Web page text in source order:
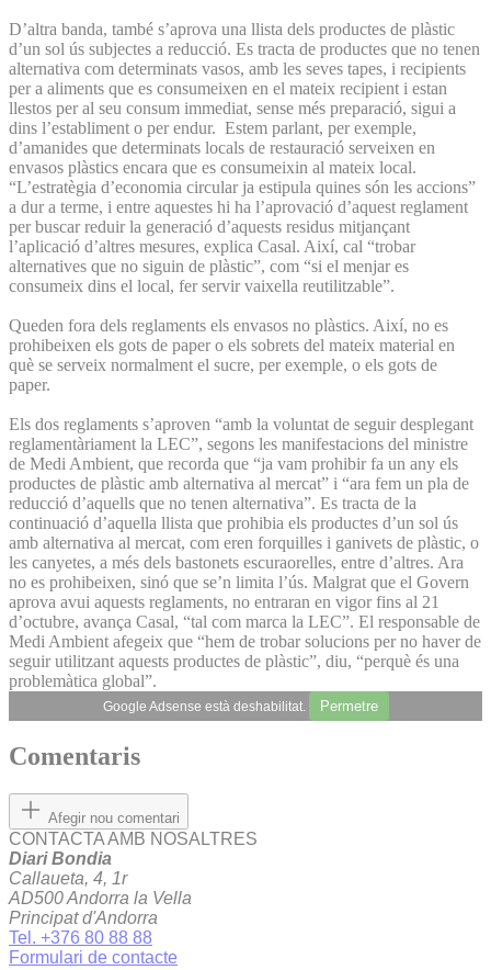
D’altra banda, també s’aprova una llista dels productes de plàstic
d’un sol ús subjectes a reducció. Es tracta de productes que no tenen
alternativa com determinats vasos, amb les seves tapes, i recipients
per a aliments que es consumeixen en el mateix recipient i estan
llestos per al seu consum immediat, sense més preparació, sigui a
dins l’establiment o per endur. Estem parlant, per exemple,
d’amanides que determinats locals de restauració serveixen en
envasos plàstics encara que es consumeixin al mateix local.
“L’estratègia d’economia circular ja estipula quines són les accions”
a dur a terme, i entre aquestes hi ha l’aprovació d’aquest reglament
per buscar reduir la generació d’aquests residus mitjançant
l’aplicació d’altres mesures, explica Casal. Així, cal “trobar
alternatives que no siguin de plàstic”, com “si el menjar es
consumeix dins el local, fer servir vaixella reutilitzable”.
Queden fora dels reglaments els envasos no plàstics. Així, no es
prohibeixen els gots de paper o els sobrets del mateix material en
què se serveix normalment el sucre, per exemple, o els gots de
paper.
Els dos reglaments s’aproven “amb la voluntat de seguir desplegant
reglamentàriament la LEC”, segons les manifestacions del ministre
de Medi Ambient, que recorda que “ja vam prohibir fa un any els
productes de plàstic amb alternativa al mercat” i “ara fem un pla de
reducció d’aquells que no tenen alternativa”. Es tracta de la
continuació d’aquella llista que prohibia els productes d’un sol ús
amb alternativa al mercat, com eren forquilles i ganivets de plàstic, o
les canyetes, a més dels bastonets escuraorelles, entre d’altres. Ara
no es prohibeixen, sinó que se’n limita l’ús. Malgrat que el Govern
aprova avui aquests reglaments, no entraran en vigor fins al 21
d’octubre, avança Casal, “tal com marca la LEC”. El responsable de
Medi Ambient afegeix que “hem de trobar solucions per no haver de
seguir utilitzant aquests productes de plàstic”, diu, “perquè és una
problemàtica global”.
Google Adsense està deshabilitat. Permetre
Comentaris
Afegir nou comentari
CONTACTA AMB NOSALTRES
Diari Bondia
Callaueta, 4, 1r
AD500 Andorra la Vella
Principat d'Andorra
Tel. +376 80 88 88
Formulari de contacte